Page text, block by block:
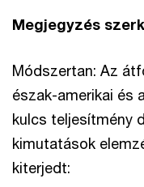
Megjegyzés
Módszertan: Az
észak-amerikai és
kulcs teljesítmény
kimutatások
kiterjedt: